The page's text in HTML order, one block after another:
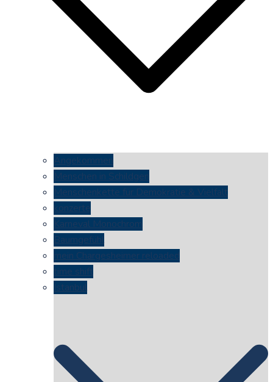
Angekommen
Menschen in Schildgen
Menschenkette für Demokratie & Vielfalt
konzerte
Karneval Monochrom
Baumgefühl
mein Chargesheimer reloaded
time shift
Istanbul